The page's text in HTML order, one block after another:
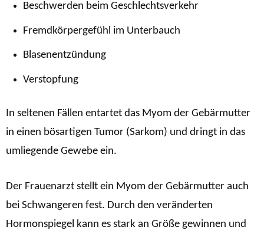
Beschwerden beim Geschlechtsverkehr
Fremdkörpergefühl im Unterbauch
Blasenentzündung
Verstopfung
In seltenen Fällen entartet das Myom der Gebärmutter
in einen bösartigen Tumor (Sarkom) und dringt in das
umliegende Gewebe ein.
Der Frauenarzt stellt ein Myom der Gebärmutter auch
bei Schwangeren fest. Durch den veränderten
Hormonspiegel kann es stark an Größe gewinnen und